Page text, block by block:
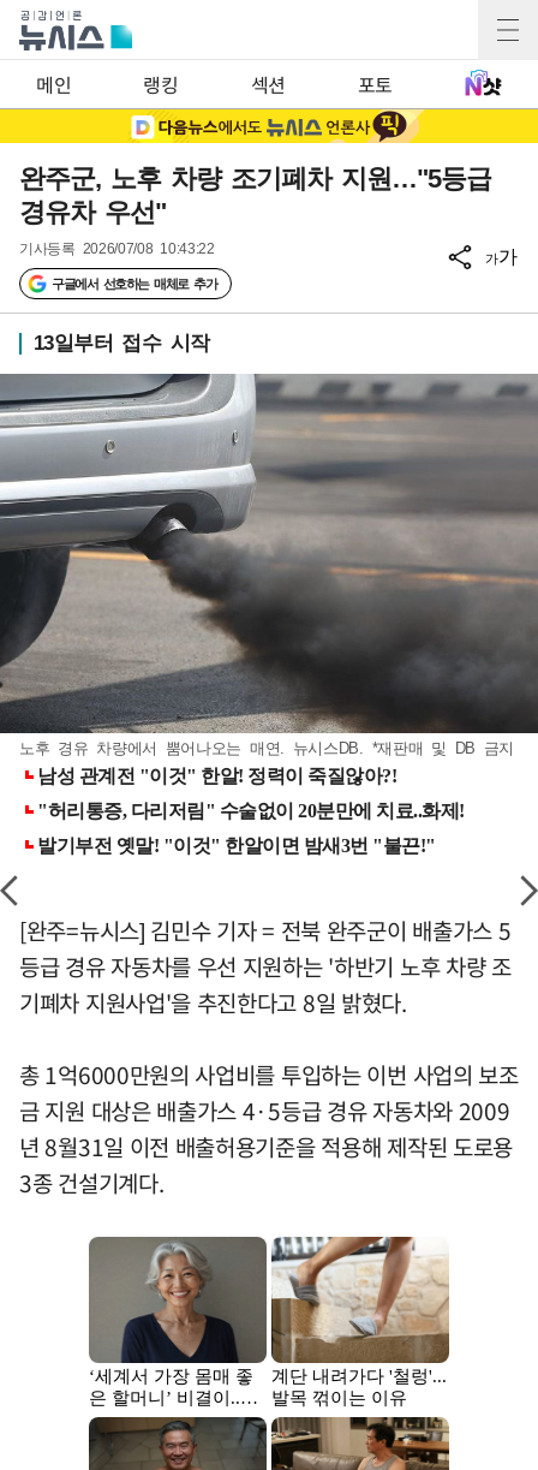
메인 랭킹 섹션 포토
완주군, 노후 차량 조기폐차 지원…"5등급
경유차 우선"
기사등록 2026/07/08 10:43:22
구글에서 선호하는 매체로 추가
가가
13일부터 접수 시작
노후 경유 차량에서 뿜어나오는 매연. 뉴시스DB. *재판매 및 DB 금지
[완주=뉴시스] 김민수 기자 = 전북 완주군이 배출가스 5
등급 경유 자동차를 우선 지원하는 '하반기 노후 차량 조
기폐차 지원사업'을 추진한다고 8일 밝혔다.
총 1억6000만원의 사업비를 투입하는 이번 사업의 보조
금 지원 대상은 배출가스 4·5등급 경유 자동차와 2009
년 8월31일 이전 배출허용기준을 적용해 제작된 도로용
3종 건설기계다.